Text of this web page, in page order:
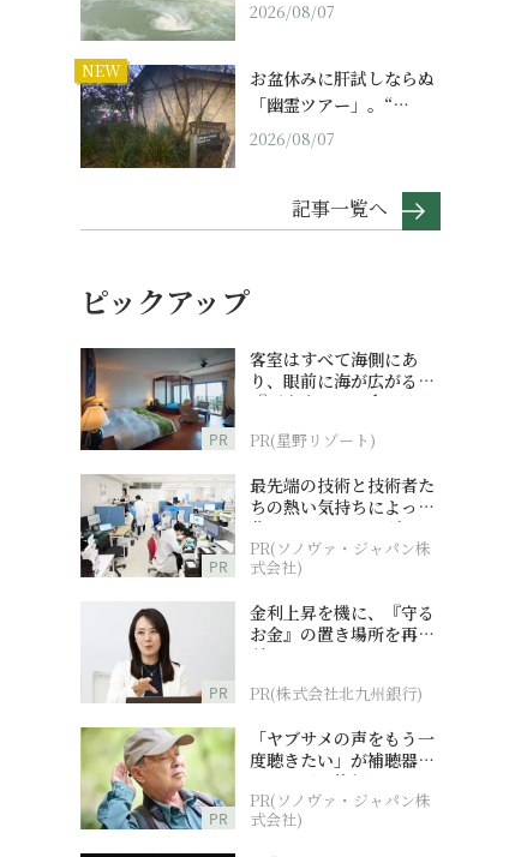
2026/08/07
NEW
お盆休みに肝試しならぬ
「幽霊ツアー」。“…
2026/08/07
記事一覧へ
ピックアップ
PR
客室はすべて海側にあ
り、眼前に海が広がる
『西表島ホテル by 星野
PR(星野リゾート)
PR
最先端の技術と技術者た
ちの熱い気持ちによって
作られているオーダーメ
イド補聴器
PR(ソノヴァ・ジャパン株
式会社)
PR
金利上昇を機に、『守る
お金』の置き場所を再検
討
PR(株式会社北九州銀行)
PR
「ヤブサメの声をもう一
度聴きたい」が補聴器チ
ャレンジの後押しに
PR(ソノヴァ・ジャパン株
式会社)